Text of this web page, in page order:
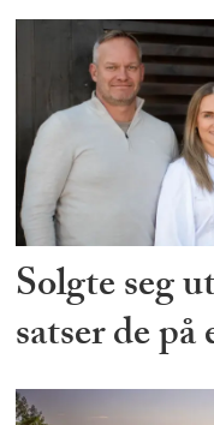
Solgte seg
satser de